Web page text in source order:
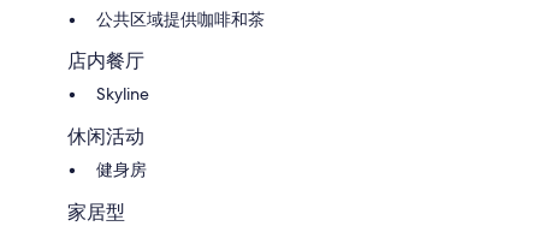
公共区域提供咖啡和茶
店内餐厅
Skyline
休闲活动
健身房
家居型